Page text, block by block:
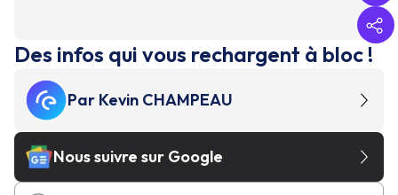
Des infos qui vous rechargent à bloc !
Par Kevin CHAMPEAU
Nous suivre sur Google